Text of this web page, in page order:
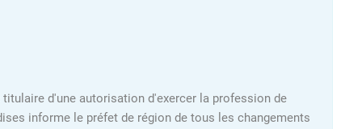
titulaire d'une autorisation d'exercer la profession de
informe le préfet de région de tous les changements